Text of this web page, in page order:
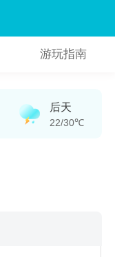
游玩指南
后天
22/30℃